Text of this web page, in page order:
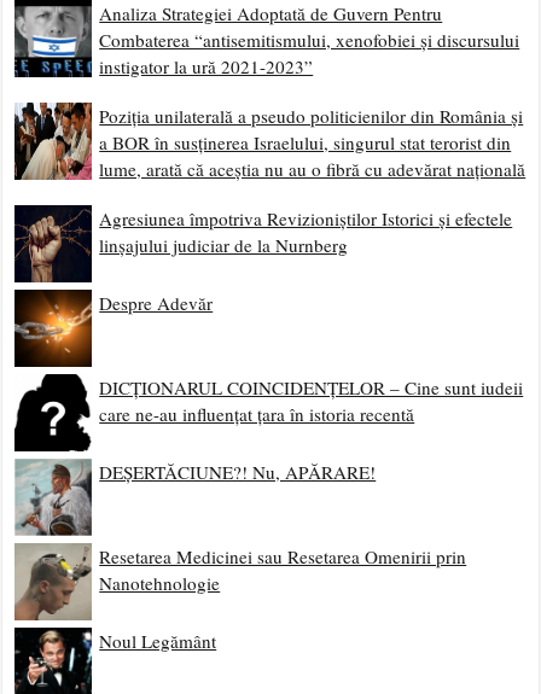
Analiza Strategiei Adoptată de Guvern Pentru
Combaterea “antisemitismului, xenofobiei și discursului
instigator la ură 2021-2023”
Poziția unilaterală a pseudo politicienilor din România și
a BOR în susținerea Israelului, singurul stat terorist din
lume, arată că aceștia nu au o fibră cu adevărat națională
Agresiunea împotriva Revizioniștilor Istorici și efectele
linșajului judiciar de la Nurnberg
Despre Adevăr
DICȚIONARUL COINCIDENȚELOR – Cine sunt iudeii
care ne-au influențat țara în istoria recentă
DEȘERTĂCIUNE?! Nu, APĂRARE!
Resetarea Medicinei sau Resetarea Omenirii prin
Nanotehnologie
Noul Legământ